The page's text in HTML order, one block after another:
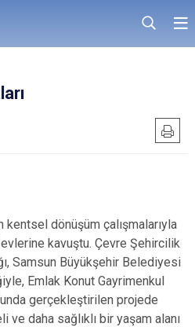
dönüşüm çalışmalarıyla
kavuştu. Çevre Şehircilik
Samsun Büyükşehir Belediyesi
Emlak Konut Gayrimenkul
gerçekleştirilen projede
daha sağlıklı bir yaşam alanı